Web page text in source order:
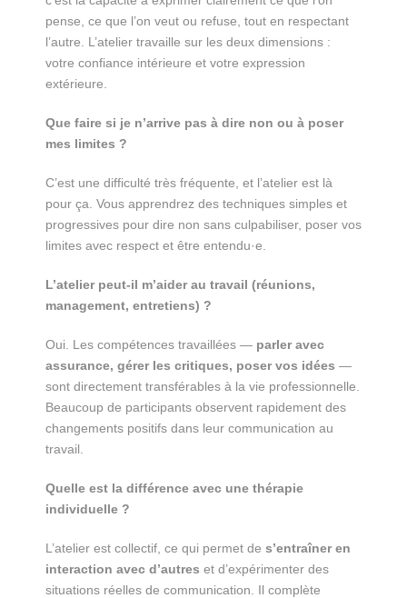
pense, ce que l’on veut ou refuse, tout en respectant
l’autre. L’atelier travaille sur les deux dimensions :
votre confiance intérieure et votre expression
extérieure.
Que faire si je n’arrive pas à dire non ou à poser
mes limites ?
C’est une difficulté très fréquente, et l’atelier est là
pour ça. Vous apprendrez des techniques simples et
progressives pour dire non sans culpabiliser, poser vos
limites avec respect et être entendu·e.
L’atelier peut-il m’aider au travail (réunions,
management, entretiens) ?
Oui. Les compétences travaillées — parler avec
assurance, gérer les critiques, poser vos idées —
sont directement transférables à la vie professionnelle.
Beaucoup de participants observent rapidement des
changements positifs dans leur communication au
travail.
Quelle est la différence avec une thérapie
individuelle ?
L’atelier est collectif, ce qui permet de s’entraîner en
interaction avec d’autres et d’expérimenter des
situations réelles de communication. Il complète